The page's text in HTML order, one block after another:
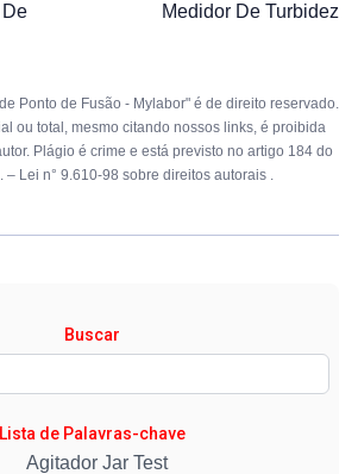
Medidor De Turbidez
Ponto de Fusão - Mylabor" é de direito reservado.
ou total, mesmo citando nossos links, é proibida
Plágio é crime e está previsto no artigo 184 do
– Lei n° 9.610-98 sobre direitos autorais .
Buscar
Lista de Palavras-chave
Agitador Jar Test